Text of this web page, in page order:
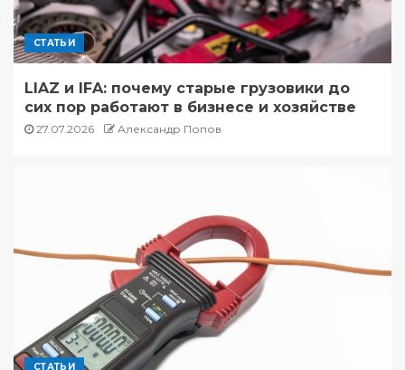
СТАТЬИ
LIAZ и IFA: почему старые грузовики до
сих пор работают в бизнесе и хозяйстве
27.07.2026 Александр Попов
СТАТЬИ